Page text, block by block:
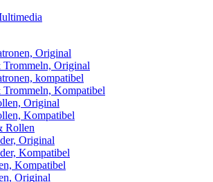
Original
Trommeln, Original
kompatibel
Trommeln, Kompatibel
Original
Kompatibel
Rollen
Original
Kompatibel
Kompatibel
Original